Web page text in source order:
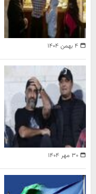
۴ بهمن ۱۴۰۴
۳۰ مهر ۱۴۰۴